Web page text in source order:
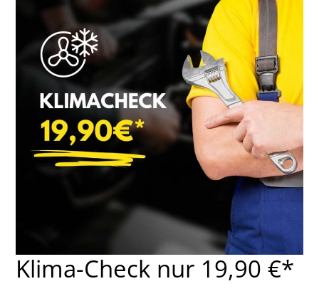
Klima-Check nur 19,90 €*